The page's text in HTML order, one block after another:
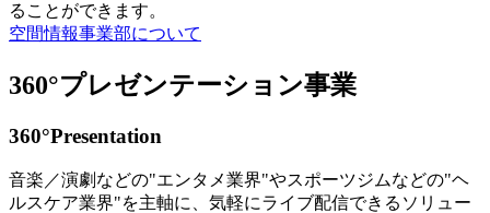
ることができます。
空間情報事業部について
360°プレゼンテーション事業
360°Presentation
音楽／演劇などの"エンタメ業界"やスポーツジムなどの"ヘ
ルスケア業界"を主軸に、気軽にライブ配信できるソリュー